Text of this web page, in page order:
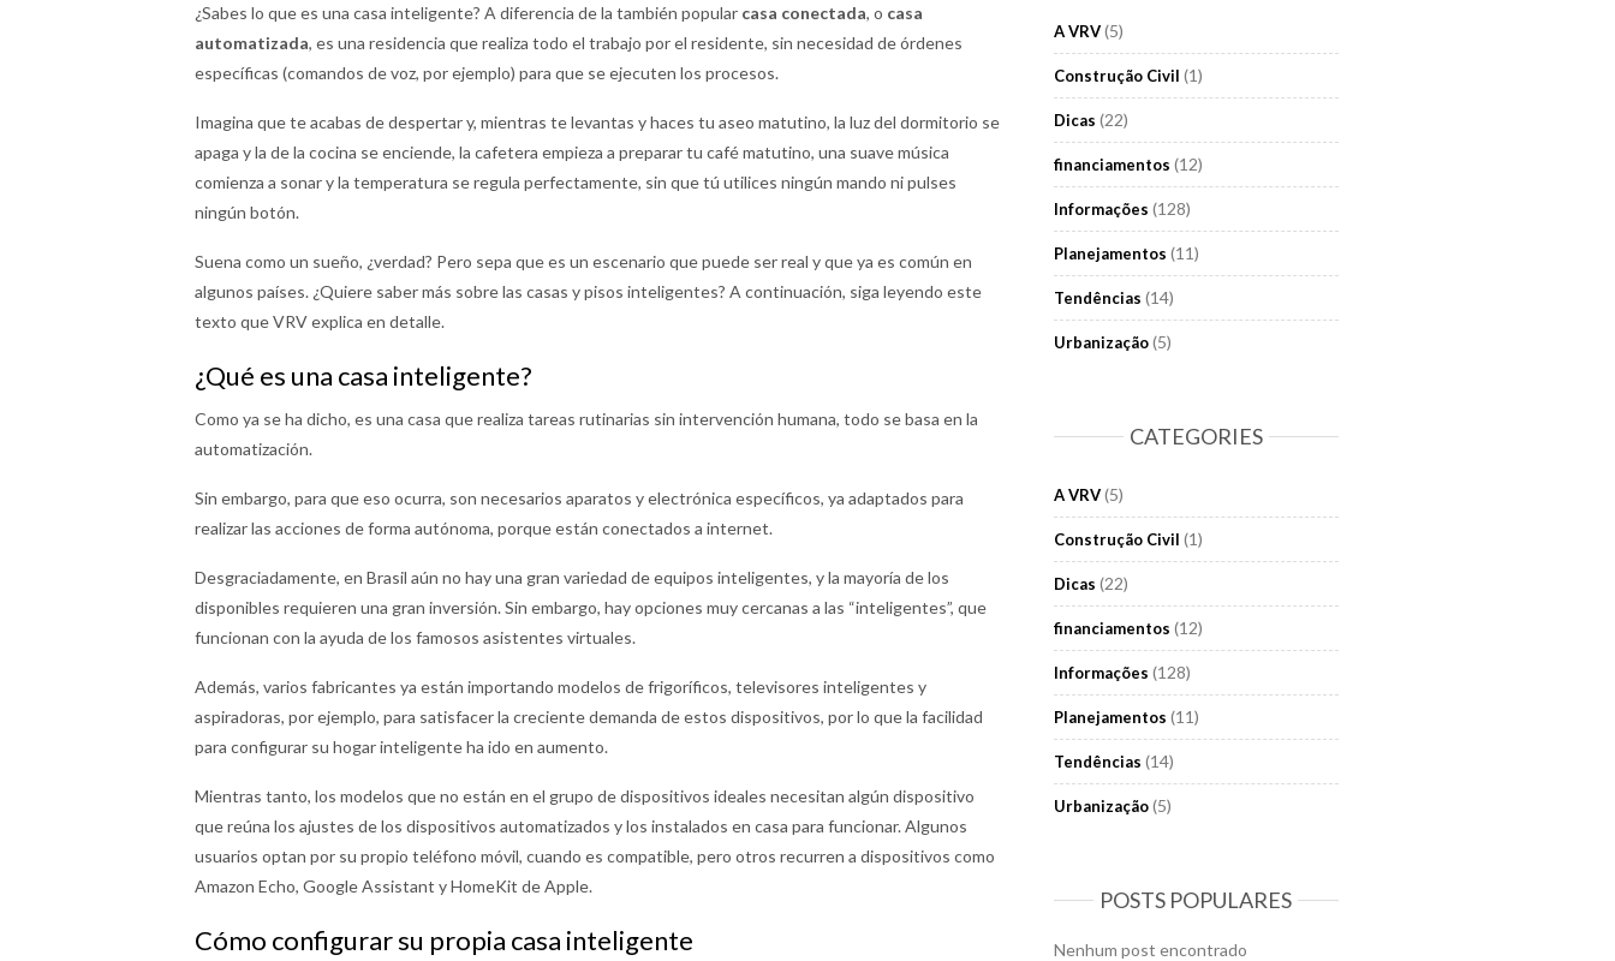
¿Sabes lo que es una casa inteligente? A diferencia de la también popular casa conectada, o casa
automatizada, es una residencia que realiza todo el trabajo por el residente, sin necesidad de órdenes
específicas (comandos de voz, por ejemplo) para que se ejecuten los procesos.
Imagina que te acabas de despertar y, mientras te levantas y haces tu aseo matutino, la luz del dormitorio se
apaga y la de la cocina se enciende, la cafetera empieza a preparar tu café matutino, una suave música
comienza a sonar y la temperatura se regula perfectamente, sin que tú utilices ningún mando ni pulses
ningún botón.
Suena como un sueño, ¿verdad? Pero sepa que es un escenario que puede ser real y que ya es común en
algunos países. ¿Quiere saber más sobre las casas y pisos inteligentes? A continuación, siga leyendo este
texto que VRV explica en detalle.
¿Qué es una casa inteligente?
Como ya se ha dicho, es una casa que realiza tareas rutinarias sin intervención humana, todo se basa en la
automatización.
Sin embargo, para que eso ocurra, son necesarios aparatos y electrónica específicos, ya adaptados para
realizar las acciones de forma autónoma, porque están conectados a internet.
Desgraciadamente, en Brasil aún no hay una gran variedad de equipos inteligentes, y la mayoría de los
disponibles requieren una gran inversión. Sin embargo, hay opciones muy cercanas a las “inteligentes”, que
funcionan con la ayuda de los famosos asistentes virtuales.
Además, varios fabricantes ya están importando modelos de frigoríficos, televisores inteligentes y
aspiradoras, por ejemplo, para satisfacer la creciente demanda de estos dispositivos, por lo que la facilidad
para configurar su hogar inteligente ha ido en aumento.
Mientras tanto, los modelos que no están en el grupo de dispositivos ideales necesitan algún dispositivo
que reúna los ajustes de los dispositivos automatizados y los instalados en casa para funcionar. Algunos
usuarios optan por su propio teléfono móvil, cuando es compatible, pero otros recurren a dispositivos como
Amazon Echo, Google Assistant y HomeKit de Apple.
Cómo configurar su propia casa inteligente
A VRV(5)
Construção Civil (1)
Dicas (22)
financiamentos (12)
Informações (128)
Planejamentos (11)
Tendências (14)
Urbanização(5)
CATEGORIES
A VRV(5)
Construção Civil (1)
Dicas (22)
financiamentos (12)
Informações (128)
Planejamentos (11)
Tendências (14)
Urbanização(5)
POSTS POPULARES
Nenhum post encontrado